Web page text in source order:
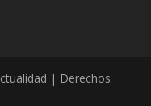
| Derechos